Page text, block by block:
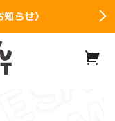
らせ〉